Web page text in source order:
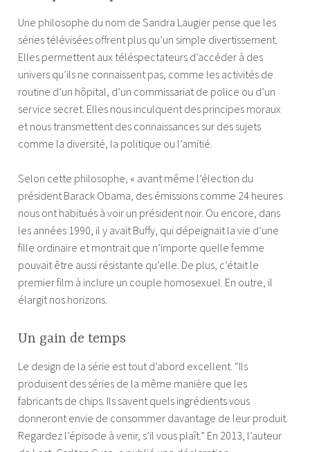
Une philosophe du nom de Sandra Laugier pense que les
séries télévisées offrent plus qu’un simple divertissement.
Elles permettent aux téléspectateurs d’accéder à des
univers qu’ils ne connaissent pas, comme les activités de
routine d’un hôpital, d’un commissariat de police ou d’un
service secret. Elles nous inculquent des principes moraux
et nous transmettent des connaissances sur des sujets
comme la diversité, la politique ou l’amitié.
Selon cette philosophe, « avant même l’élection du
président Barack Obama, des émissions comme 24 heures
nous ont habitués à voir un président noir. Ou encore, dans
les années 1990, il y avait Buffy, qui dépeignait la vie d’une
fille ordinaire et montrait que n’importe quelle femme
pouvait être aussi résistante qu’elle. De plus, c’était le
premier film à inclure un couple homosexuel. En outre, il
élargit nos horizons.
Un gain de temps
Le design de la série est tout d’abord excellent. “Ils
produisent des séries de la même manière que les
fabricants de chips. Ils savent quels ingrédients vous
donneront envie de consommer davantage de leur produit.
Regardez l’épisode à venir, s’il vous plaît.” En 2013, l’auteur